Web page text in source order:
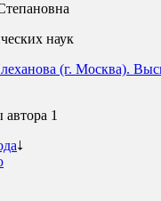
наук
(г. Москва).
1